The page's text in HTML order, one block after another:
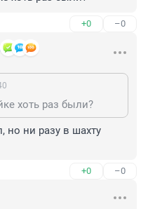
+0 –0
хоть раз были?
но ни разу в шахту
+0 –0